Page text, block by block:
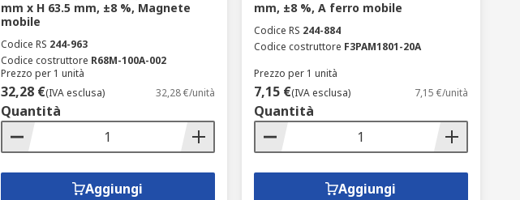
mm x H 63.5 mm, ±8 %, Magnete
mobile
Codice RS 244-963
Codice costruttore R68M-100A-002
Prezzo per 1 unità
32,28 €(IVA esclusa) 32,28 €/unità
Quantità
Aggiungi
mm, ±8 %, A ferro mobile
Codice RS 244-884
Codice costruttore F3PAM1801-20A
Prezzo per 1 unità
7,15 €(IVA esclusa) 7,15 €/unità
Quantità
Aggiungi